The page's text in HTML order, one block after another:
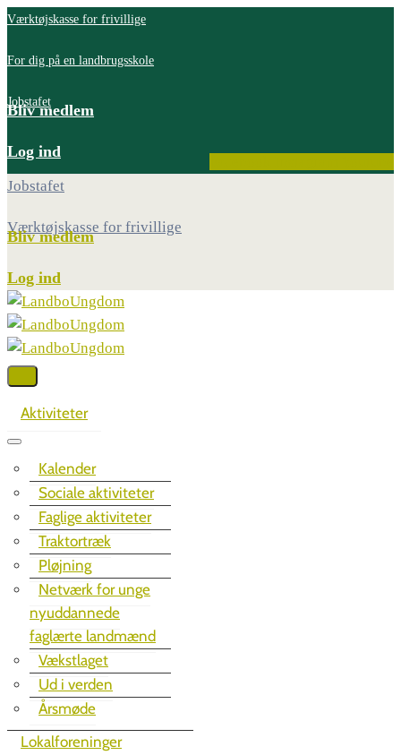
Værktøjskasse for frivillige
For dig på en landbrugsskole
Jobstafet
Bliv medlem
Log ind
Jobstafet
Værktøjskasse for frivillige
Bliv medlem
Log ind
Aktiviteter
Kalender
Sociale aktiviteter
Faglige aktiviteter
Traktortræk
Pløjning
Netværk for unge
nyuddannede
faglærte landmænd
Vækstlaget
Ud i verden
Årsmøde
Lokalforeninger